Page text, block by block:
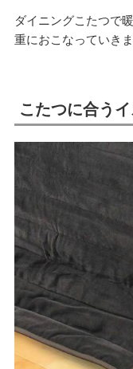
ダイニングこたつで
重におこなっていき
こたつに合う